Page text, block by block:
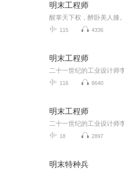
明末工程师
115 4336
明末工程师
116 8640
明末工程师
18 2897
明末特种兵